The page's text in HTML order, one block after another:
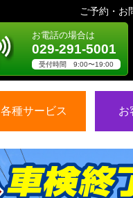
ご予約・お
お電話の場合は
029-291-5001
受付時間 9:00〜19:00
各種サービス お